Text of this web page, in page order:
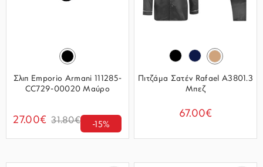
Σλιπ Emporio Armani 111285-
CC729-00020 Μαύρο
27.00€ 31.80€ -15%
Πιτζάμα Σατέν Rafael A3801.3
Μπεζ
67.00€